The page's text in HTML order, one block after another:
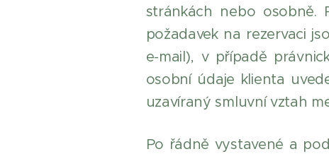
stránkách nebo osobně.
požadavek na rezervaci
e-mail), v případě
osobní údaje klienta
uzavíraný smluvní vztah
Po řádně vystavené a